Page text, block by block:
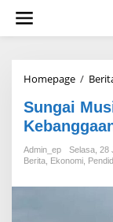
konten
Homepage /
Sungai
Admin_ep
Selasa, 28
Berita Ekonomi